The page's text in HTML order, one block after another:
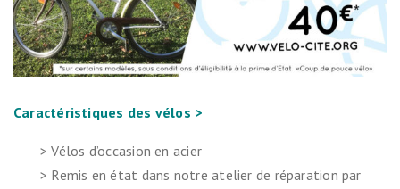
Caractéristiques des vélos >
> Vélos d’occasion en acier
> Remis en état dans notre atelier de réparation par